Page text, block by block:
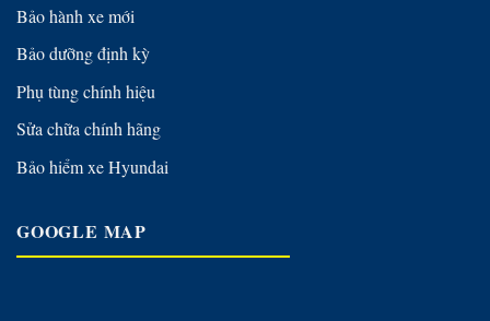
Bảo hành xe mới
Bảo dưỡng định kỳ
Phụ tùng chính hiệu
Sửa chữa chính hãng
Bảo hiểm xe Hyundai
GOOGLE MAP